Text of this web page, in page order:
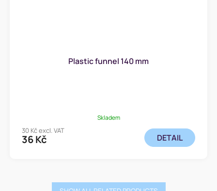
Plastic funnel 140 mm
Skladem
30 Kč excl. VAT
36 Kč DETAIL